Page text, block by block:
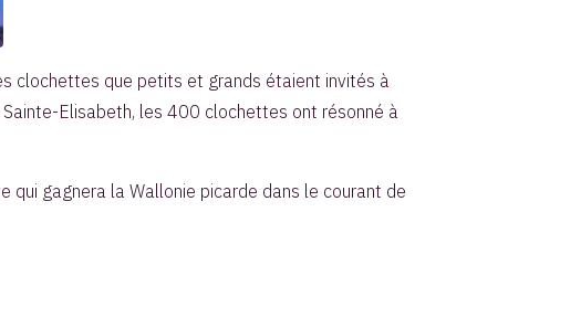
clochettes que petits et grands étaient invités à
Elisabeth, les 400 clochettes ont résonné à
qui gagnera la Wallonie picarde dans le courant de